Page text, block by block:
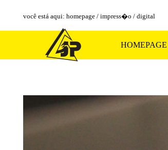
você está aqui: homepage / impress�o / digital
HOMEPAGE